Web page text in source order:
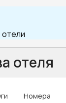
отеля
Номера